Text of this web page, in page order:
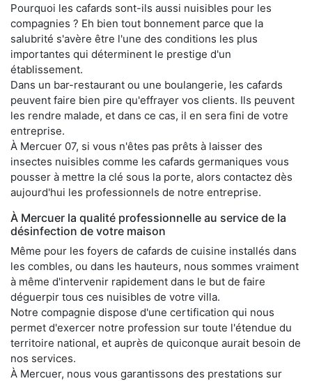
Pourquoi les cafards sont-ils aussi nuisibles pour les
compagnies ? Eh bien tout bonnement parce que la
salubrité s'avère être l'une des conditions les plus
importantes qui déterminent le prestige d'un
établissement.
Dans un bar-restaurant ou une boulangerie, les cafards
peuvent faire bien pire qu'effrayer vos clients. Ils peuvent
les rendre malade, et dans ce cas, il en sera fini de votre
entreprise.
À Mercuer 07, si vous n'êtes pas prêts à laisser des
insectes nuisibles comme les cafards germaniques vous
pousser à mettre la clé sous la porte, alors contactez dès
aujourd'hui les professionnels de notre entreprise.
À Mercuer la qualité professionnelle au service de la
désinfection de votre maison
Même pour les foyers de cafards de cuisine installés dans
les combles, ou dans les hauteurs, nous sommes vraiment
à même d'intervenir rapidement dans le but de faire
déguerpir tous ces nuisibles de votre villa.
Notre compagnie dispose d'une certification qui nous
permet d'exercer notre profession sur toute l'étendue du
territoire national, et auprès de quiconque aurait besoin de
nos services.
À Mercuer, nous vous garantissons des prestations sur